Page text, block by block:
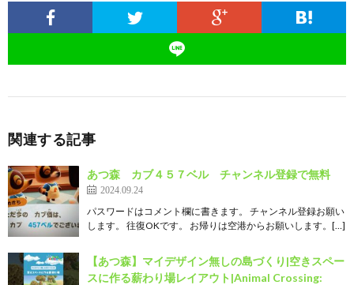
関連する記事
あつ森 カブ４５７ベル チャンネル登録で無料
2024.09.24
パスワードはコメント欄に書きます。 チャンネル登録お願い
します。 往復OKです。 お帰りは空港からお願いします。[…]
【あつ森】マイデザイン無しの島づくり|空きスペー
スに作る薪わり場レイアウト|Animal Crossing: